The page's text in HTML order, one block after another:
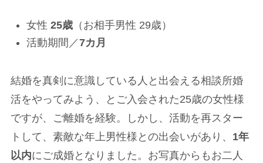
女性 25歳（お相手男性 29歳）
活動期間／7カ月
結婚を真剣に意識している人と出会える相談所婚
活をやってみよう、とご入会された25歳の女性様
ですが、ご離婚を経験。しかし、活動を再スター
トして、素敵な年上男性様との出会いがあり、 1年
以内にご成婚となりました。お写真からもお二人